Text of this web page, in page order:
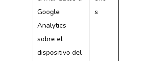
Google
Analytics
sobre el
dispositivo del
s